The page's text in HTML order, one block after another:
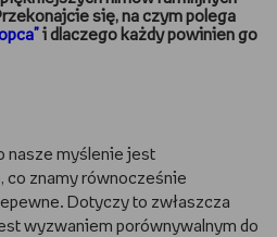
się, na czym polega
" i dlaczego każdy powinien go
nasze myślenie jest
co znamy równocześnie
Dotyczy to zwłaszcza
wyzwaniem porównywalnym do